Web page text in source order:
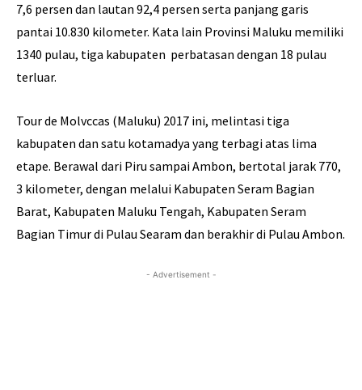
7,6 persen dan lautan 92,4 persen serta panjang garis
pantai 10.830 kilometer. Kata lain Provinsi Maluku memiliki
1340 pulau, tiga kabupaten perbatasan dengan 18 pulau
terluar.
Tour de Molvccas (Maluku) 2017 ini, melintasi tiga
kabupaten dan satu kotamadya yang terbagi atas lima
etape. Berawal dari Piru sampai Ambon, bertotal jarak 770,
3 kilometer, dengan melalui Kabupaten Seram Bagian
Barat, Kabupaten Maluku Tengah, Kabupaten Seram
Bagian Timur di Pulau Searam dan berakhir di Pulau Ambon.
- Advertisement -